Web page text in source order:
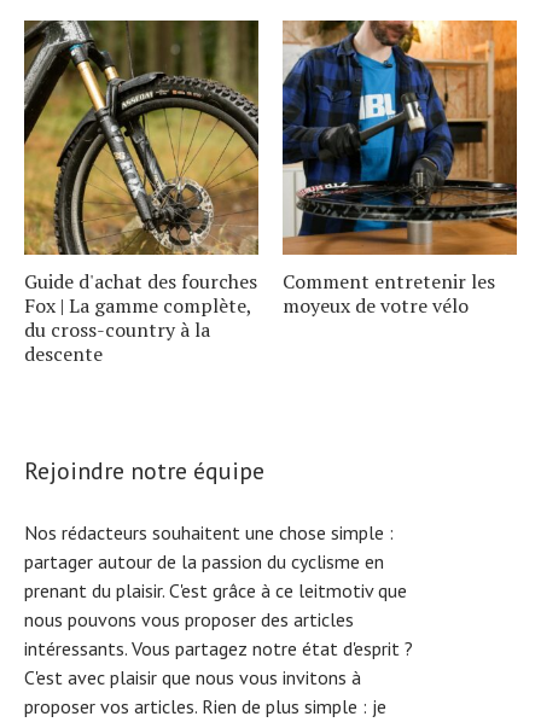
Guide d'achat des fourches
Fox | La gamme complète,
du cross-country à la
descente
Comment entretenir les
moyeux de votre vélo
Rejoindre notre équipe
Nos rédacteurs souhaitent une chose simple :
partager autour de la passion du cyclisme en
prenant du plaisir. C'est grâce à ce leitmotiv que
nous pouvons vous proposer des articles
intéressants. Vous partagez notre état d'esprit ?
C'est avec plaisir que nous vous invitons à
proposer vos articles. Rien de plus simple : je